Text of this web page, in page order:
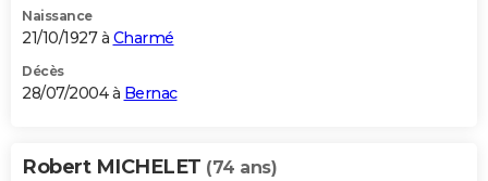
Naissance
21/10/1927 à Charmé
Décès
28/07/2004 à Bernac
Robert MICHELET (74 ans)